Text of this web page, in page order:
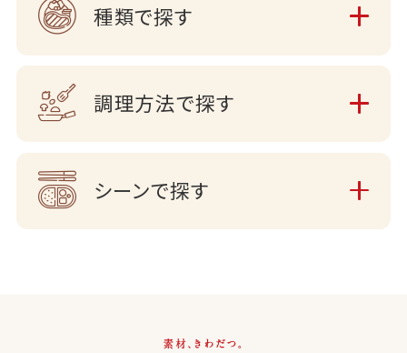
種類で探す
調理方法で探す
シーンで探す